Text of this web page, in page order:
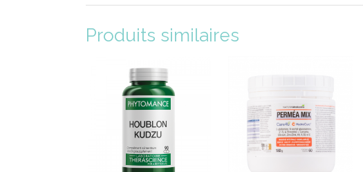
Produits similaires